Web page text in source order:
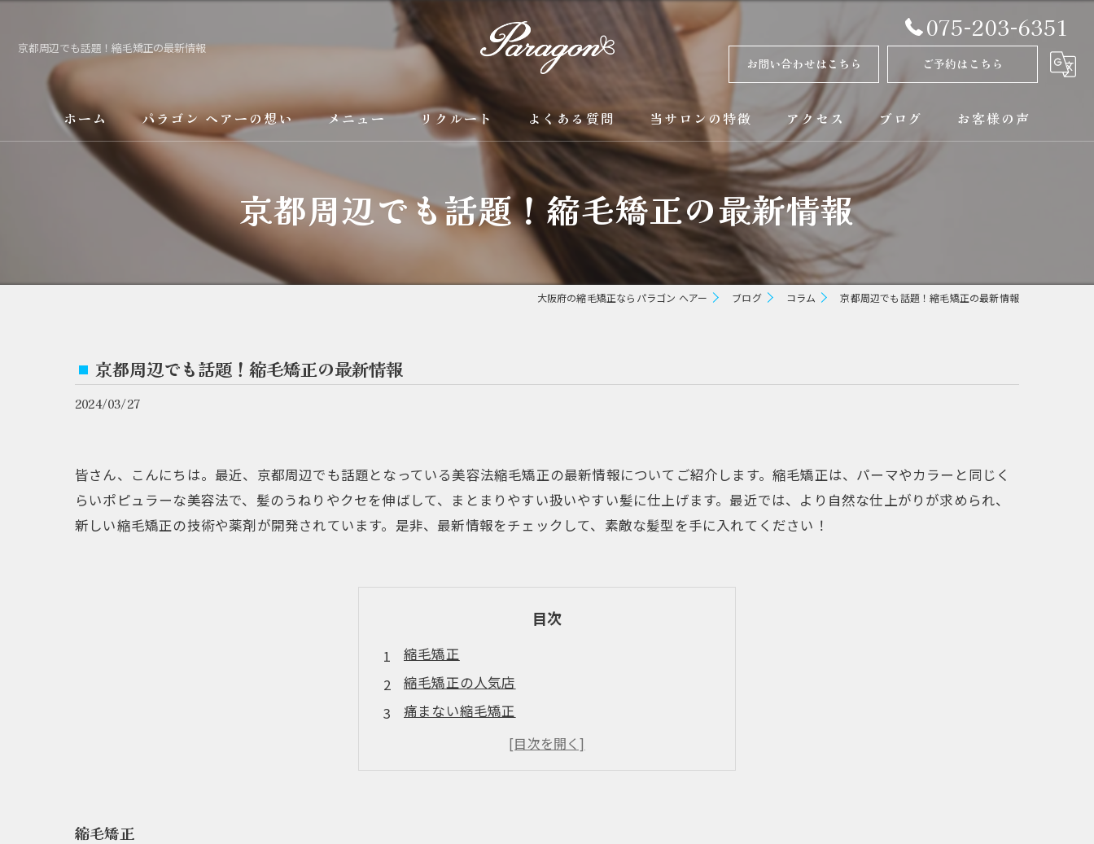
京都周辺でも話題！縮毛矯正の最新情報
075-203-6351
お問い合わせはこちら ご予約はこちら
ホーム パラゴン ヘアーの想い
サービス
メニュー リクルート よくある質問 当サロンの特徴
京都の縮毛矯正
カラー
トリートメント
ブリーチ縮毛矯正
アクセス ブログ
コラム
お客様の声
京都周辺でも話題！縮毛矯正の最新情報
大阪府の縮毛矯正ならパラゴン ヘアー ブログ コラム 京都周辺でも話題！縮毛矯正の最新情報
京都周辺でも話題！縮毛矯正の最新情報
2024/03/27
皆さん、こんにちは。最近、京都周辺でも話題となっている美容法縮毛矯正の最新情報についてご紹介します。縮毛矯正は、パーマやカラーと同じく
らいポピュラーな美容法で、髪のうねりやクセを伸ばして、まとまりやすい扱いやすい髪に仕上げます。最近では、より自然な仕上がりが求められ、
新しい縮毛矯正の技術や薬剤が開発されています。是非、最新情報をチェックして、素敵な髪型を手に入れてください！
目次
縮毛矯正
縮毛矯正の人気店
痛まない縮毛矯正
縮毛矯正のデメリット
縮毛矯正を活用したオシャレヘア
縮毛矯正